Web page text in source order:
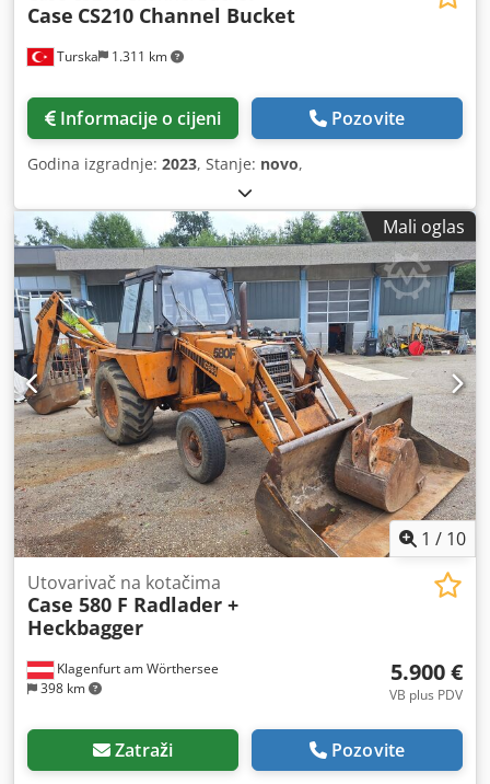
Turska 1.311 km
Case CS210 Channel Bucket
Informacije o cijeni Pozovite
Godina izgradnje: 2023, Stanje: novo,
Mali oglas
1 / 10
Klagenfurt am Wörthersee
398 km
Utovarivač na kotačima
Case 580 F Radlader +
Heckbagger
5.900 €
VB plus PDV
Zatraži Pozovite